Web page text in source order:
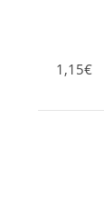
1,15€